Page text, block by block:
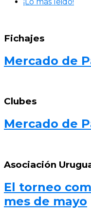
Fichajes
Mercado de
Clubes
Mercado de
Asociación
El torneo
mes de mayo